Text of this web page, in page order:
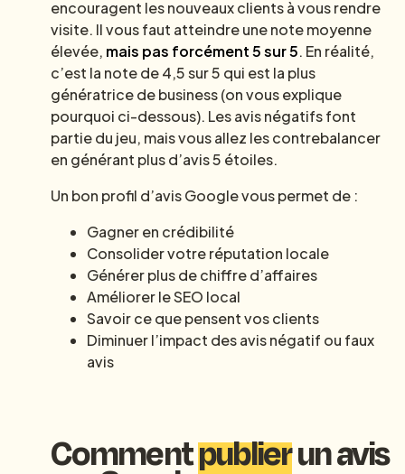
encouragent les nouveaux clients à vous rendre
visite. Il vous faut atteindre une note moyenne
élevée, mais pas forcément 5 sur 5. En réalité,
c’est la note de 4,5 sur 5 qui est la plus
génératrice de business (on vous explique
pourquoi ci-dessous). Les avis négatifs font
partie du jeu, mais vous allez les contrebalancer
en générant plus d’avis 5 étoiles.
Un bon profil d’avis Google vous permet de :
Gagner en crédibilité
Consolider votre réputation locale
Générer plus de chiffre d’affaires
Améliorer le SEO local
Savoir ce que pensent vos clients
Diminuer l’impact des avis négatif ou faux
avis
Commentpublierun avis